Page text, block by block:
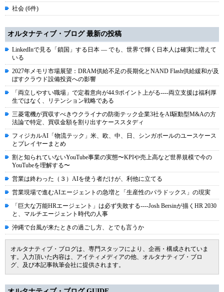
社会 (6件)
オルタナティブ・ブログ 最新の投稿
LinkedInで見る「鎖国」する日本 ― でも、世界で輝く日本人は確実に増えて
いる
2027年メモリ市場展望：DRAM供給不足の長期化とNAND Flash供給緩和が及
ぼすクラウド設備投資への影響
「両立しやすい職場」で定着意向が44.9ポイント上がる----両立支援は福利厚
生ではなく、リテンション戦略である
三菱電機が買収すべきウクライナの防衛テック企業3社をAI駆動型M&Aの方
法論で特定、買収金額を割り出すケーススタディ
フィジカルAI「物流テック」米、欧、中、日、シンガポールのユースケース
とプレイヤーまとめ
割と知られていないYouTube事業の実態〜KPIや売上高など世界規模で今の
YouTubeを理解する〜
営業は終わった（３）AIを使う者だけが、利他に立てる
営業現場で進むAIエージェントの急増と「生産性のパラドックス」の現実
「巨大な万能HRエージェント」は必ず失敗する----Josh Bersinが描くHR 2030
と、マルチエージェント時代の人事
沖縄で台風が来たときの過ごし方、とでも言うか
オルタナティブ・ブログは、専門スタッフにより、企画・構成されていま
す。入力頂いた内容は、アイティメディアの他、オルタナティブ・ブロ
グ、及び本記事執筆会社に提供されます。